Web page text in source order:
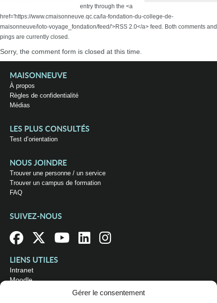
Gérer le consentement
entry through the <a
href='https://www.cmaisonneuve.qc.ca/la-fondation-du-college-de-
maisonneuve/loto-voyage_fondation/feed/'>RSS 2.0</a> feed. Both comments and
pings are currently closed.
Sorry, the comment form is closed at this time.
MAISONNEUVE
À propos
Règles de confidentialité
Médias
LES PLUS CONSULTÉS
Test d’orientation
NOUS JOINDRE
Trouver une personne / un service
Trouver un campus de formation
FAQ
SUIVEZ-NOUS
LIENS UTILES
Intranet
Moodle